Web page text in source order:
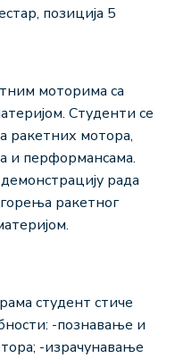
позиција 5
моторима са
Студенти се
ракетних мотора,
и перформансама.
рада
ракетног
студент стиче
-познавање и
-израчунавање